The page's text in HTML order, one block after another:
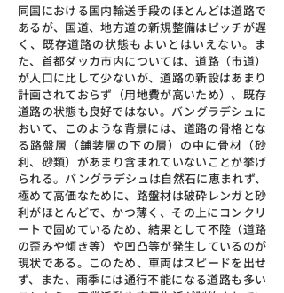
同国における国内輸送手段のほとんどは道路で
あるが、国道、地方道の新規整備はピッチが遅
く、既存道路の状態もよいとはいえない。ま
た、首都ダッカ市内については、道路（市道）
が人口に比して少ないが、道路の新設はあまり
計画されておらず（用地費が高いため）、既存
道路の状態も良好ではない。バングラデシュに
おいて、このような背景には、道路の骨格とな
る路盤層（舗装層の下の層）の中に骨材（砂
利、砂類）があまり含まれていないことが挙げ
られる。バングラデシュは自然石に恵まれず、
極めて高価なために、路盤材は破砕レンガと砂
利がほとんどで、かつ薄く、その上にコンクリ
ートで固めているため、結果として不陸（道路
の歪みや傾き等）や凹凸等が発生しているのが
現状である。このため、車両はスピードを出せ
ず、また、雨季には通行不能になる道路も多い